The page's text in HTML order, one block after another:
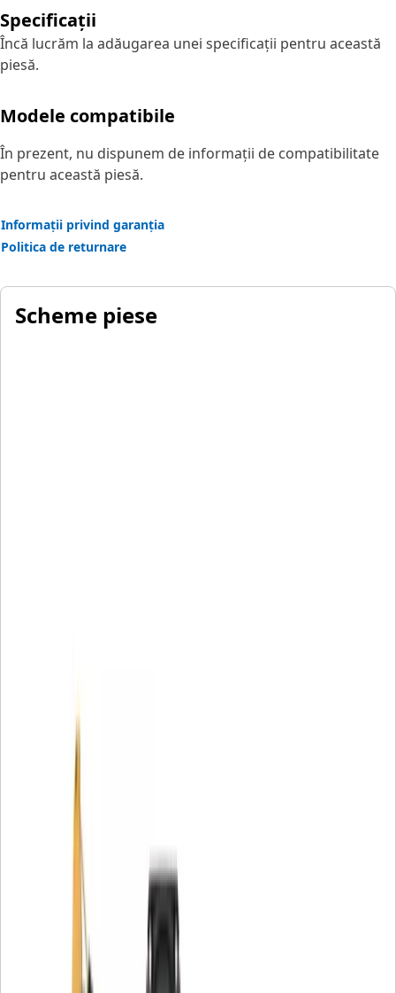
Specificații
Încă lucrăm la adăugarea unei specificații pentru această
piesă.
Modele compatibile
În prezent, nu dispunem de informații de compatibilitate
pentru această piesă.
Informații privind garanția
Politica de returnare
Scheme piese